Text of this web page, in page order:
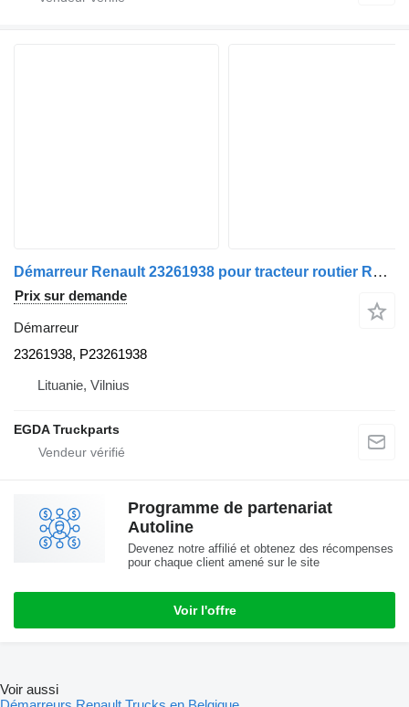
Démarreur Renault 23261938 pour tracteur routier Renault
Prix sur demande
Démarreur
23261938, P23261938
Lituanie, Vilnius
EGDA Truckparts
Programme de partenariat
Autoline
Devenez notre affilié et obtenez des récompenses
pour chaque client amené sur le site
Voir l'offre
Voir aussi